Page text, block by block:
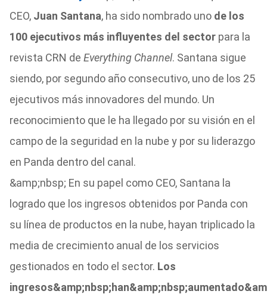
CEO, Juan Santana, ha sido nombrado uno de los
100 ejecutivos más influyentes del sectorpara la
revista CRN de Everything Channel. Santana sigue
siendo, por segundo año consecutivo, uno de los 25
ejecutivos más innovadores del mundo. Un
reconocimiento que le ha llegado por su visión en el
campo de la seguridad en la nube y por su liderazgo
en Panda dentro del canal.
&amp;nbsp; En su papel como CEO, Santana la
logrado que los ingresos obtenidos por Panda con
su línea de productos en la nube, hayan triplicado la
media de crecimiento anual de los servicios
gestionados en todo el sector. Los